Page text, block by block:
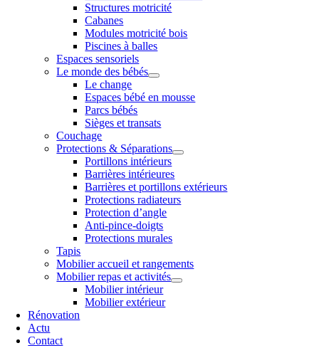
Structures motricité
Cabanes
Modules motricité bois
Piscines à balles
Espaces sensoriels
Le monde des bébés
Le change
Espaces bébé en mousse
Parcs bébés
Sièges et transats
Couchage
Protections & Séparations
Portillons intérieurs
Barrières intérieures
Barrières et portillons extérieurs
Protections radiateurs
Protection d’angle
Anti-pince-doigts
Protections murales
Tapis
Mobilier accueil et rangements
Mobilier repas et activités
Mobilier intérieur
Mobilier extérieur
Rénovation
Actu
Contact